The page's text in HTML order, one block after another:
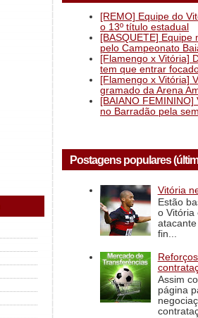
[REMO] Equipe do
o 13º título estadual
[BASQUETE]
pelo Campeonato
[Flamengo x Vitória]
tem que entrar
[Flamengo x Vitória]
gramado da Arena
[BAIANO
no Barradão pela
Postagens populares
Vitória
Estão
o Vitória
fin...
Assim
página